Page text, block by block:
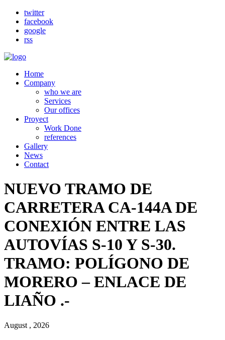
twitter
facebook
google
rss
Home
Company
who we are
Services
Our offices
Proyect
Work Done
references
Gallery
News
Contact
NUEVO TRAMO DE
CARRETERA CA-144A DE
CONEXIÓN ENTRE LAS
AUTOVÍAS S-10 Y S-30.
TRAMO: POLÍGONO DE
MORERO – ENLACE DE
LIAÑO .-
August , 2026